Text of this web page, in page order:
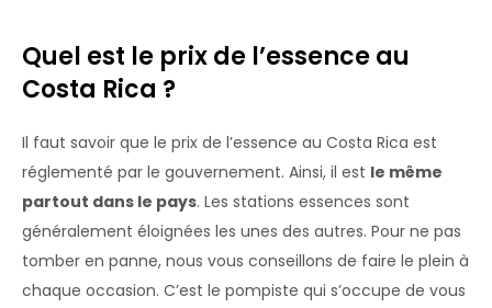
Quel est le prix de l’essence au
Costa Rica ?
Il faut savoir que le prix de l’essence au Costa Rica est
réglementé par le gouvernement. Ainsi, il est le même
partout dans le pays. Les stations essences sont
généralement éloignées les unes des autres. Pour ne pas
tomber en panne, nous vous conseillons de faire le plein à
chaque occasion. C’est le pompiste qui s’occupe de vous